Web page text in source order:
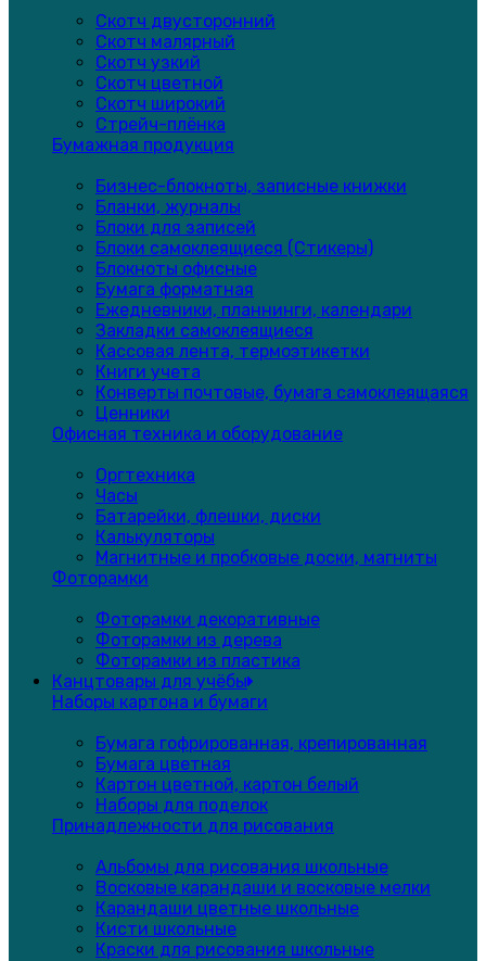
Скотч двусторонний
Скотч малярный
Скотч узкий
Скотч цветной
Скотч широкий
Стрейч-плёнка
Бумажная продукция
Бизнес-блокноты, записные книжки
Бланки, журналы
Блоки для записей
Блоки самоклеящиеся (Стикеры)
Блокноты офисные
Бумага форматная
Ежедневники, планнинги, календари
Закладки самоклеящиеся
Кассовая лента, термоэтикетки
Книги учета
Конверты почтовые, бумага самоклеящаяся
Ценники
Офисная техника и оборудование
Оргтехника
Часы
Батарейки, флешки, диски
Калькуляторы
Магнитные и пробковые доски, магниты
Фоторамки
Фоторамки декоративные
Фоторамки из дерева
Фоторамки из пластика
Канцтовары для учёбы
Наборы картона и бумаги
Бумага гофрированная, крепированная
Бумага цветная
Картон цветной, картон белый
Наборы для поделок
Принадлежности для рисования
Альбомы для рисования школьные
Восковые карандаши и восковые мелки
Карандаши цветные школьные
Кисти школьные
Краски для рисования школьные